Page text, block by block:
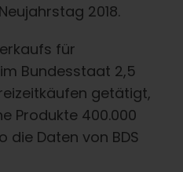
2018.
für
Bundesstaat 2,5
getätigt,
Produkte 400.000
die Daten von BDS